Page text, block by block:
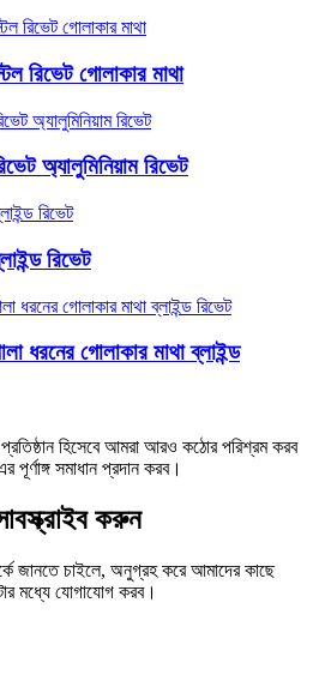
রিভেট গোলাকার মাথা
অ্যালুমিনিয়াম রিভেট
রিভেট
ধরনের গোলাকার মাথা ব্লাইন্ড
হিসেবে আমরা আরও কঠোর পরিশ্রম করব
পূর্ণাঙ্গ সমাধান প্রদান করব।
করুন
জানতে চাইলে, অনুগ্রহ করে আমাদের কাছে
মধ্যে যোগাযোগ করব।